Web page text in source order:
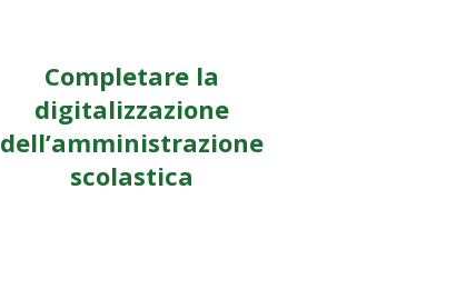
Completare la
digitalizzazione
dell’amministrazione
scolastica